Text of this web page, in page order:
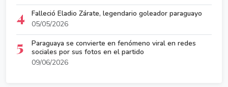
4
Falleció Eladio Zárate, legendario goleador paraguayo
05/05/2026
5
Paraguaya se convierte en fenómeno viral en redes
sociales por sus fotos en el partido
09/06/2026